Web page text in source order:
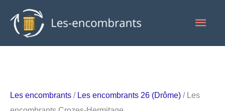
contenu
Les encombrants / Les encombrants 26 (Drôme) / Les